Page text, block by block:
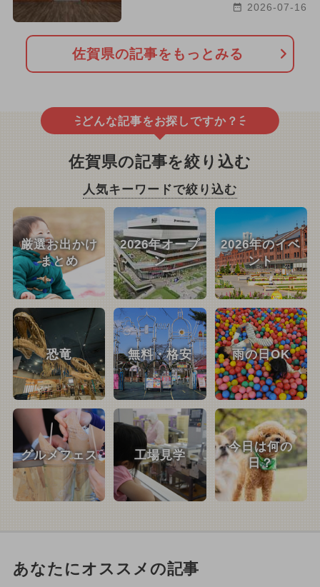
2026-07-16
佐賀県の記事をもっとみる
どんな記事をお探しですか？
佐賀県の記事を絞り込む
人気キーワードで絞り込む
厳選お出かけ
まとめ
2026年オープ
ン
2026年のイベ
ント
恐竜 無料・格安 雨の日OK
グルメフェス 工場見学
今日は何の
日？
あなたにオススメの記事